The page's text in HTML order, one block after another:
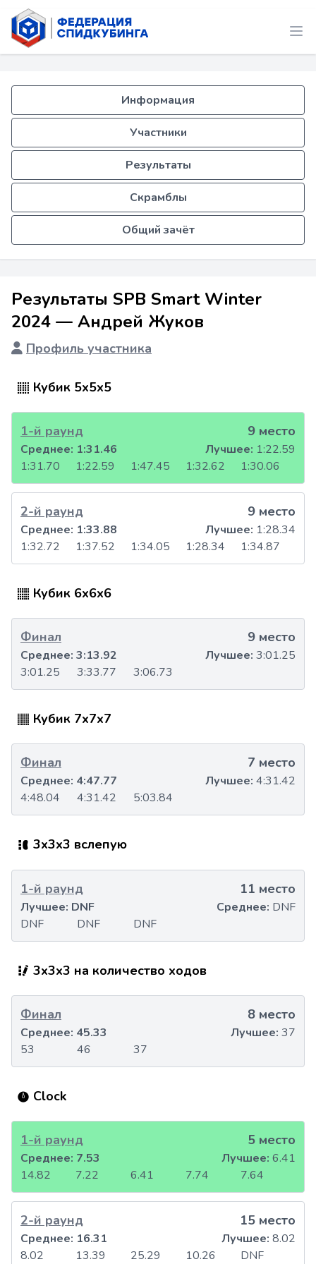
Информация
Участники
Результаты
Скрамблы
Общий зачёт
Результаты SPB Smart Winter
2024 — Андрей Жуков
Профиль участника
Кубик 5x5x5
1-й раунд 9 место
1:31.70 1:22.59 1:47.45 1:32.62 1:30.06
Среднее: 1:31.46 Лучшее: 1:22.59
2-й раунд 9 место
1:32.72 1:37.52 1:34.05 1:28.34 1:34.87
Среднее: 1:33.88 Лучшее: 1:28.34
Кубик 6x6x6
Финал 9 место
3:01.25 3:33.77 3:06.73
Среднее: 3:13.92 Лучшее: 3:01.25
Кубик 7x7x7
Финал 7 место
4:48.04 4:31.42 5:03.84
Среднее: 4:47.77 Лучшее: 4:31.42
3x3x3 вслепую
1-й раунд 11 место
DNF DNF DNF
Лучшее: DNF Среднее: DNF
3x3x3 на количество ходов
Финал 8 место
53 46 37
Среднее: 45.33 Лучшее: 37
Clock
1-й раунд 5 место
14.82 7.22 6.41 7.74 7.64
Среднее: 7.53 Лучшее: 6.41
2-й раунд 15 место
8.02 13.39 25.29 10.26 DNF
Среднее: 16.31 Лучшее: 8.02